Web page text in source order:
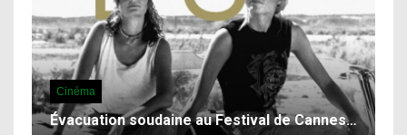
Cinéma
Évacuation soudaine au Festival de Cannes…